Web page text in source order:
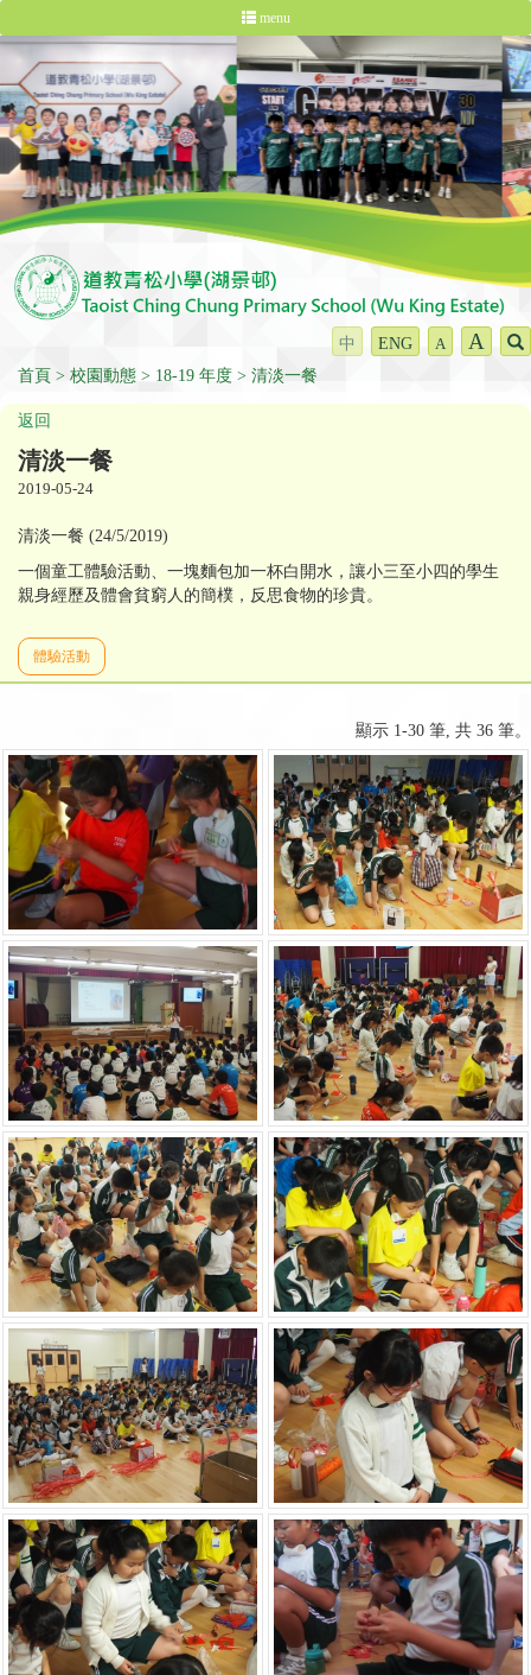
menu
中 ENG A A
首頁 校園動態 18-19 年度 清淡一餐
返回
清淡一餐
2019-05-24
清淡一餐 (24/5/2019)
一個童工體驗活動、一塊麵包加一杯白開水，讓小三至小四的學生
親身經歷及體會貧窮人的簡樸，反思食物的珍貴。
體驗活動
顯示 1-30 筆, 共 36 筆。